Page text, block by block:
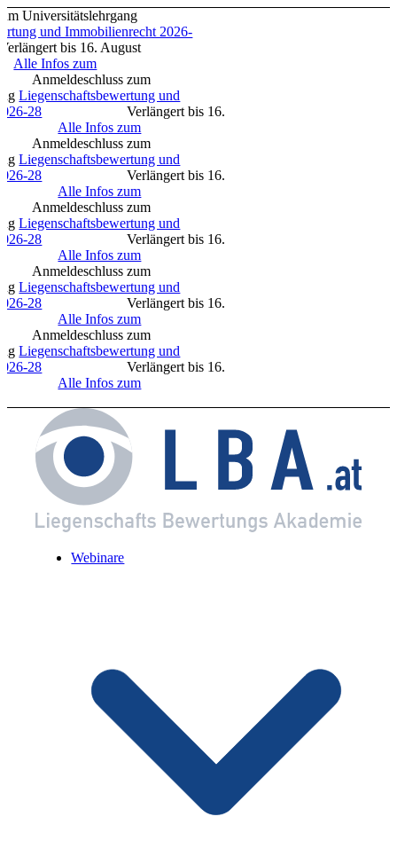
Universitätslehrgang
und Immobilienrecht 2026-
bis 16. August
Alle Infos zum
zum
Liegenschaftsbewertung und
28Verlängert bis 16.
Alle Infos zum
zum
Liegenschaftsbewertung und
28Verlängert bis 16.
Alle Infos zum
Anmeldeschluss zum
Liegenschaftsbewertung und
28Verlängert bis 16.
Alle Infos zum
zum
Liegenschaftsbewertung und
28Verlängert bis 16.
Alle Infos zum
zum
Liegenschaftsbewertung und
28Verlängert bis 16.
Alle Infos zum
Webinare